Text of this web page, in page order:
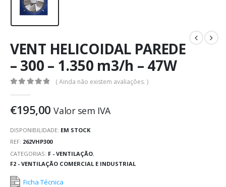
VENT HELICOIDAL PAREDE
– 300 – 1.350 m3/h – 47W
( Ainda não existem avaliações. )
€195,00 Valor sem IVA
DISPONIBILIDADE: EM STOCK
REF: 262VHP300
CATEGORIAS: F - VENTILAÇÃO,
F2 - VENTILAÇÃO COMERCIAL E INDUSTRIAL
Ficha Técnica